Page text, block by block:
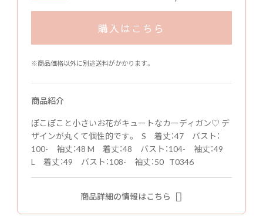
購入はこちら
※商品価格以外に別途送料がかかります。
商品紹介
ぽこぽこと小さいお花がキュートなカーディガン♡ デ
ザインが丸くて個性的です。 S 着丈：47 バスト：
100- 袖丈：48 M 着丈：48 バスト：104- 袖丈：49
L 着丈：49 バスト：108- 袖丈：50 T0346
商品詳細の情報はこちら